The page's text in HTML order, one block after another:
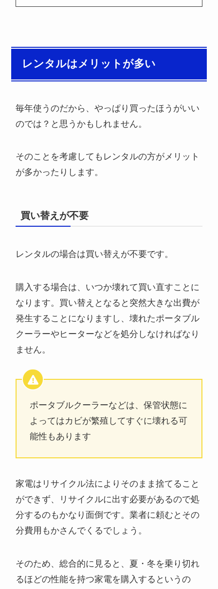
レンタルはメリットが多い
毎年使うのだから、やっぱり買ったほうがいい
のでは？と思うかもしれません。
そのことを考慮してもレンタルの方がメリット
が多かったりします。
買い替えが不要
レンタルの場合は買い替えが不要です。
購入する場合は、いつか壊れて買い直すことに
なります。買い替えとなると突然大きな出費が
発生することになりますし、壊れたポータブル
クーラーやヒーターなどを処分しなければなり
ません。
ポータブルクーラーなどは、保管状態に
よってはカビが繁殖してすぐに壊れる可
能性もあります
家電はリサイクル法によりそのまま捨てること
ができず、リサイクルに出す必要があるので処
分するのもかなり面倒です。業者に頼むとその
分費用もかさんでくるでしょう。
そのため、総合的に見ると、夏・冬を乗り切れ
るほどの性能を持つ家電を購入するというの